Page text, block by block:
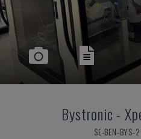
Bystronic -
SE-BEN-